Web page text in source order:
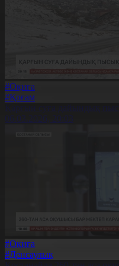
#Оқиға
#Қоғам
Қарғын суға дайындық
06.03.2026, 20:03
#Оқиға
#Денсаулық